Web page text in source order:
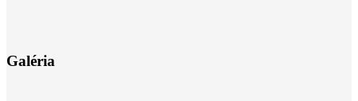
Galéria